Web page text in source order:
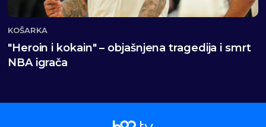
KOŠARKA
"Heroin i kokain" – objašnjena tragedija i smrt
NBA igrača